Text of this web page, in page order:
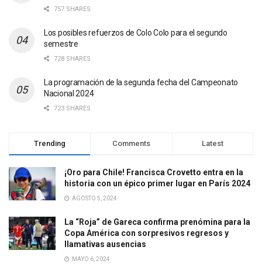
757 SHARES
Los posibles refuerzos de Colo Colo para el segundo
semestre
728 SHARES
La programación de la segunda fecha del Campeonato
Nacional 2024
723 SHARES
Trending Comments Latest
¡Oro para Chile! Francisca Crovetto entra en la
historia con un épico primer lugar en París 2024
AGOSTO 5, 2024
La “Roja” de Gareca confirma prenómina para la
Copa América con sorpresivos regresos y
llamativas ausencias
MAYO 6, 2024